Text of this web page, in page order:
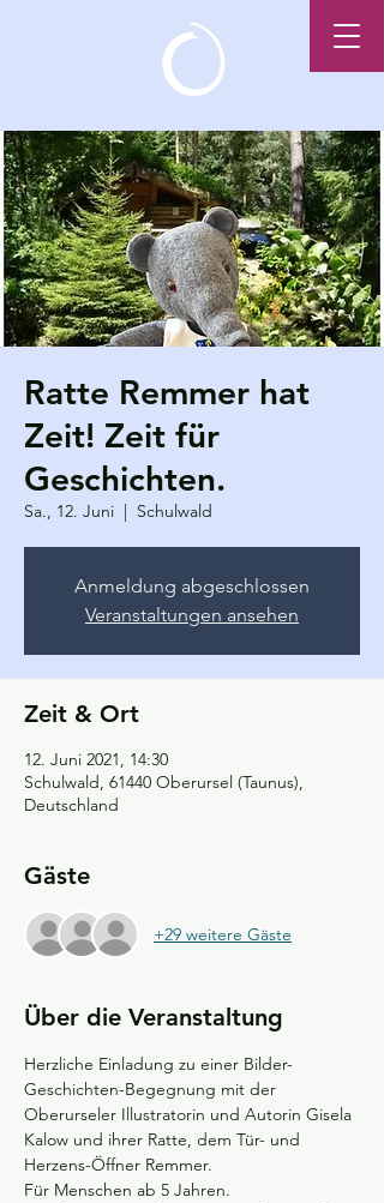
Ratte Remmer hat
Zeit! Zeit für
Geschichten.
Sa., 12. Juni
  |
Schulwald
Anmeldung abgeschlossen
Veranstaltungen ansehen
Zeit & Ort
12. Juni 2021, 14:30
Schulwald, 61440 Oberursel (Taunus),
Deutschland
Gäste
+29 weitere Gäste
Über die Veranstaltung
Herzliche Einladung zu einer Bilder-
Geschichten-Begegnung mit der
Oberurseler Illustratorin und Autorin Gisela
Kalow und ihrer Ratte, dem Tür- und
Herzens-Öffner Remmer.
Für Menschen ab 5 Jahren.